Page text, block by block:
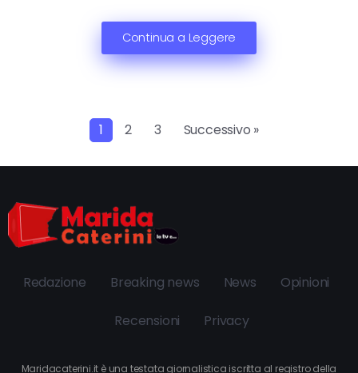
Continua a Leggere
1 2 3 Successivo »
Redazione Breaking news News Opinioni
Recensioni Privacy
Maridacaterini.it è una testata giornalistica iscritta al registro della